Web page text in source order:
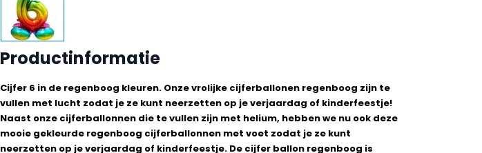
Productinformatie
Cijfer 6 in de regenboog kleuren. Onze vrolijke cijferballonen regenboog zijn te
vullen met lucht zodat je ze kunt neerzetten op je verjaardag of kinderfeestje!
Naast onze cijferballonnen die te vullen zijn met helium, hebben we nu ook deze
mooie gekleurde regenboog cijferballonnen met voet zodat je ze kunt
neerzetten op je verjaardag of kinderfeestje. De cijfer ballon regenboog is